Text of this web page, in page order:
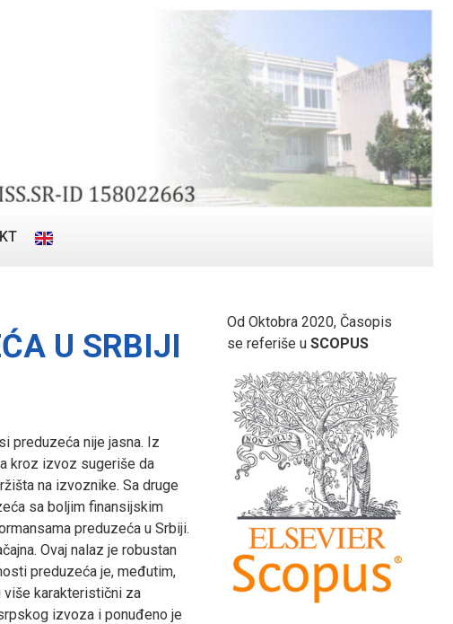
U SRBIJI
preduzeća nije jasna. Iz
kroz izvoz sugeriše da
na izvoznike. Sa druge
sa boljim finansijskim
preduzeća u Srbiji.
Ovaj nalaz je robustan
preduzeća je, međutim,
više karakteristični za
izvoza i ponuđeno je
Od Oktobra 2020, Časopis
se referiše u SCOPUS